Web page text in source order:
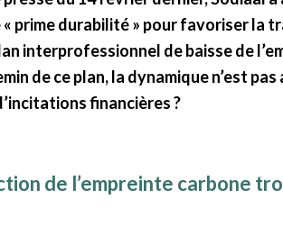
« prime durabilité » pour favoriser la
interprofessionnel de baisse de
de ce plan, la dynamique n’est
financières ?
de l’empreinte carbone